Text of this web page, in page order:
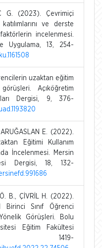
G. (2023). Çevrimiçi
ve derste
incelenmesi.
Uygulama, 13, 254-
uzaktan eğitim
Açıköğretim
Dergisi, 9, 376-
E. (2022).
Eğitimi Kullanım
İncelenmesi. Mersin
Dergisi, 18, 132-
B., ÇİVRİL H. (2022).
Birinci Sınıf Öğrenci
Görüşleri. Bolu
Eğitim Fakültesi
1419-